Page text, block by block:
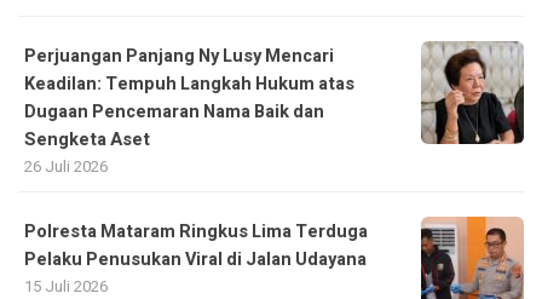
Perjuangan Panjang Ny Lusy Mencari
Keadilan: Tempuh Langkah Hukum atas
Dugaan Pencemaran Nama Baik dan
Sengketa Aset
26 Juli 2026
Polresta Mataram Ringkus Lima Terduga
Pelaku Penusukan Viral di Jalan Udayana
15 Juli 2026